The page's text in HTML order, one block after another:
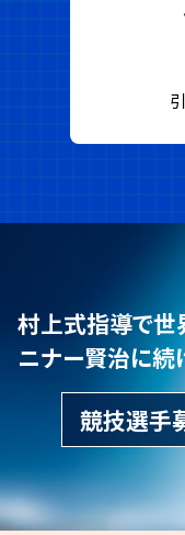
村上式指導で世
ニナー賢治に続
競技選手